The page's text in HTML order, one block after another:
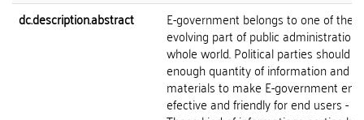
dc.description.abstract
E-government belongs to one of the
evolving part of public administration
whole world. Political parties should
enough quantity of information and
materials to make E-government
efective and friendly for end users -